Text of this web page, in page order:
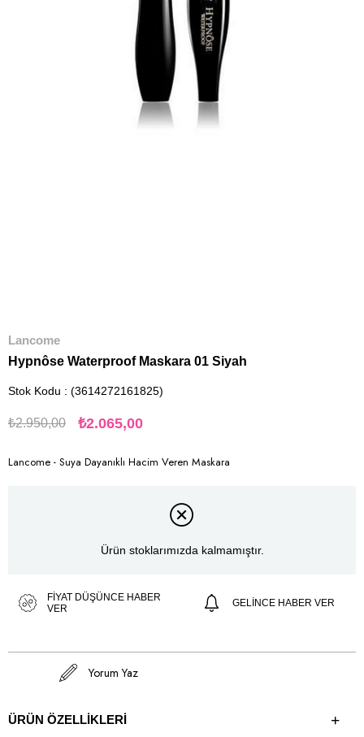
Lancome
Hypnôse Waterproof Maskara 01 Siyah
Stok Kodu (3614272161825)
₺2.950,00 ₺2.065,00
Lancome - Suya Dayanıklı Hacim Veren Maskara
Ürün stoklarımızda kalmamıştır.
FIYAT DÜŞÜNCE HABER
VER
GELINCE HABER VER
Yorum Yaz
ÜRÜN ÖZELLIKLERI